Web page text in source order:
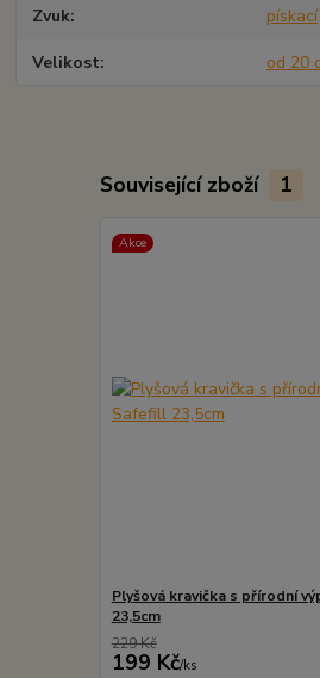
Zvuk pískací
Velikost od 20
Související zboží 1
Akce
Plyšová kravička s přírodní
23,5cm
229 Kč
199 Kč/ks